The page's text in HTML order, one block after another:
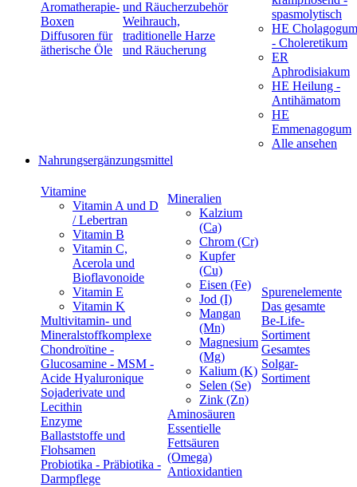
Aromatherapie-
Boxen
Diffusoren für
ätherische Öle
und Räucherzubehör
Weihrauch,
traditionelle Harze
und Räucherung
spasmolytisch
HE Cholagogum
- Choleretikum
ER
Aphrodisiakum
HE Heilung -
Antihämatom
HE
Emmenagogum
Alle ansehen
Nahrungsergänzungsmittel
Vitamine
Vitamin A und D
/ Lebertran
Vitamin B
Vitamin C,
Acerola und
Bioflavonoide
Vitamin E
Vitamin K
Multivitamin- und
Mineralstoffkomplexe
Chondroïtine -
Glucosamine - MSM -
Acide Hyaluronique
Sojaderivate und
Lecithin
Enzyme
Ballaststoffe und
Flohsamen
Probiotika - Präbiotika -
Darmpflege
Mineralien
Kalzium
(Ca)
Chrom (Cr)
Kupfer
(Cu)
Eisen (Fe)
Jod (I)
Mangan
(Mn)
Magnesium
(Mg)
Kalium (K)
Selen (Se)
Zink (Zn)
Aminosäuren
Essentielle
Fettsäuren
(Omega)
Antioxidantien
Spurenelemente
Das gesamte
Be-Life-
Sortiment
Gesamtes
Solgar-
Sortiment